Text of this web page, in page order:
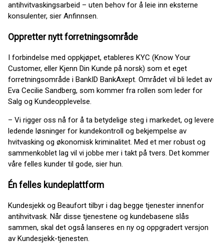
antihvitvaskingsarbeid – uten behov for å leie inn eksterne
konsulenter, sier Anfinnsen.
Oppretter nytt forretningsområde
I forbindelse med oppkjøpet, etableres KYC (Know Your
Customer, eller Kjenn Din Kunde på norsk) som et eget
forretningsområde i BankID BankAxept. Området vil bli ledet av
Eva Cecilie Sandberg, som kommer fra rollen som leder for
Salg og Kundeopplevelse.
– Vi rigger oss nå for å ta betydelige steg i markedet, og levere
ledende løsninger for kundekontroll og bekjempelse av
hvitvasking og økonomisk kriminalitet. Med et mer robust og
sammenkoblet lag vil vi jobbe mer i takt på tvers. Det kommer
våre felles kunder til gode, sier hun.
Én felles kundeplattform
Kundesjekk og Beaufort tilbyr i dag begge tjenester innenfor
antihvitvask. Når disse tjenestene og kundebasene slås
sammen, skal det også lanseres en ny og oppgradert versjon
av Kundesjekk-tjenesten.